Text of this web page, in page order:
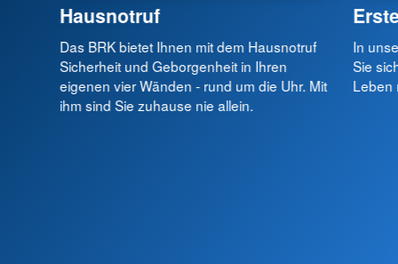
Hausnotruf
Das BRK bietet Ihnen mit dem Hausnotruf
Sicherheit und Geborgenheit in Ihren
eigenen vier Wänden - rund um die Uhr. Mit
ihm sind Sie zuhause nie allein.
In
Sie
Leben